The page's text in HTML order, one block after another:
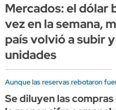
Mercados: el dólar
vez en la semana,
país volvió a subir
unidades
Aunque las reservas rebotaron
Se diluyen las